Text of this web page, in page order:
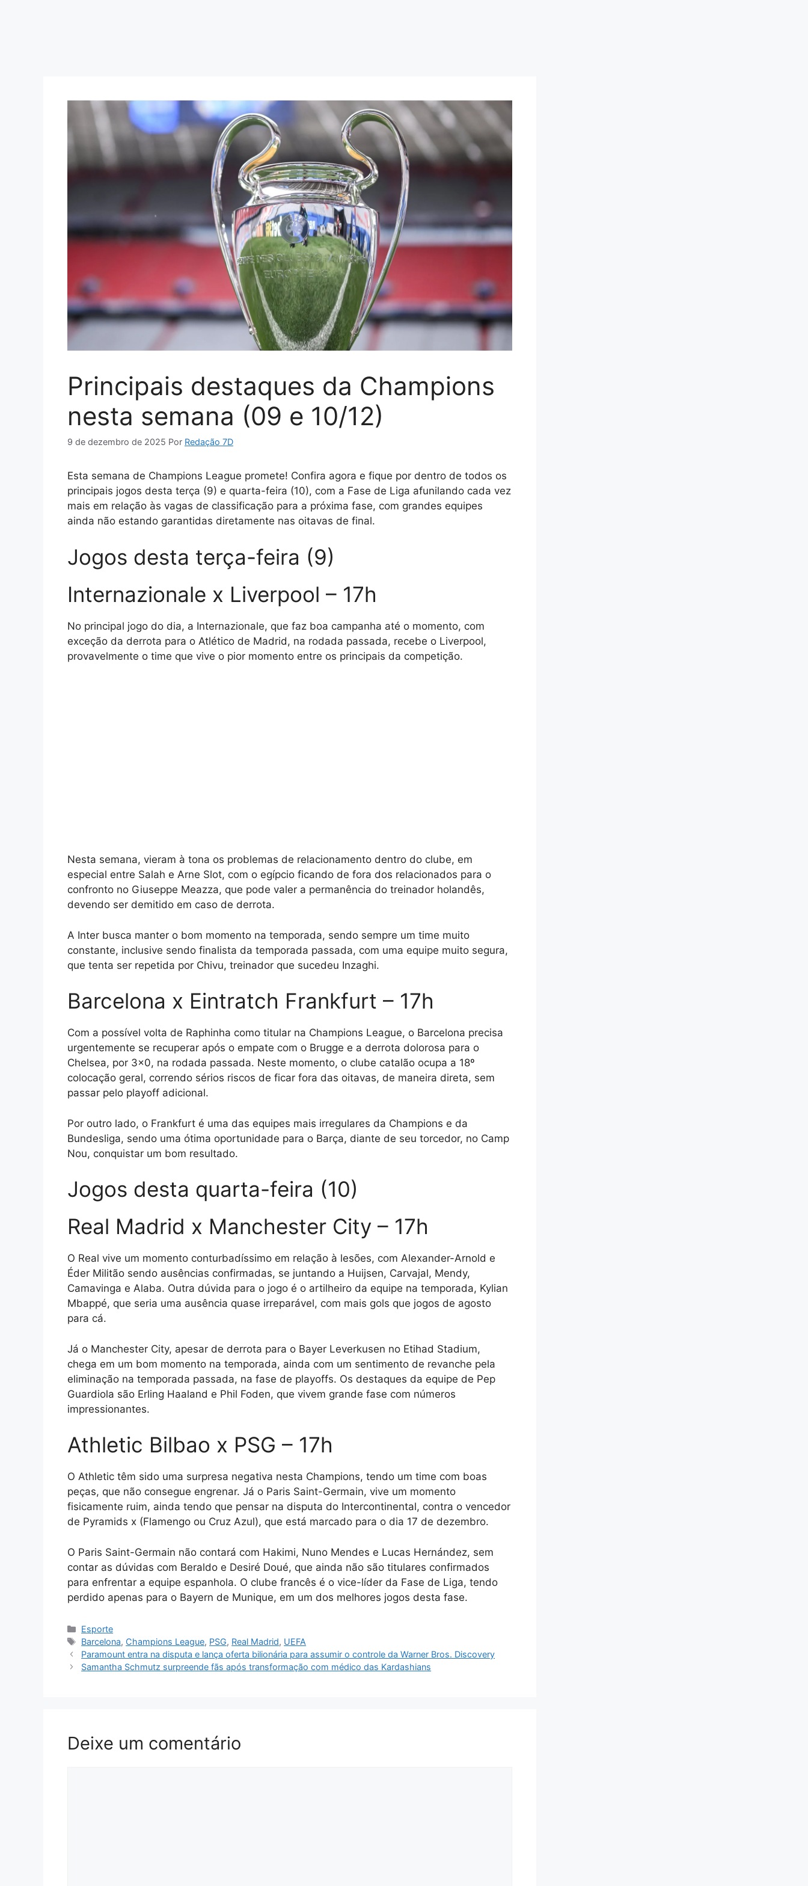
Principais destaques da Champions
nesta semana (09 e 10/12)
9 de dezembro de 2025 Por Redação 7D
Esta semana de Champions League promete! Confira agora e fique por dentro de todos os
principais jogos desta terça (9) e quarta-feira (10), com a Fase de Liga afunilando cada vez
mais em relação às vagas de classificação para a próxima fase, com grandes equipes
ainda não estando garantidas diretamente nas oitavas de final.
Jogos desta terça-feira (9)
Internazionale x Liverpool – 17h
No principal jogo do dia, a Internazionale, que faz boa campanha até o momento, com
exceção da derrota para o Atlético de Madrid, na rodada passada, recebe o Liverpool,
provavelmente o time que vive o pior momento entre os principais da competição.
Nesta semana, vieram à tona os problemas de relacionamento dentro do clube, em
especial entre Salah e Arne Slot, com o egípcio ficando de fora dos relacionados para o
confronto no Giuseppe Meazza, que pode valer a permanência do treinador holandês,
devendo ser demitido em caso de derrota.
A Inter busca manter o bom momento na temporada, sendo sempre um time muito
constante, inclusive sendo finalista da temporada passada, com uma equipe muito segura,
que tenta ser repetida por Chivu, treinador que sucedeu Inzaghi.
Barcelona x Eintratch Frankfurt – 17h
Com a possível volta de Raphinha como titular na Champions League, o Barcelona precisa
urgentemente se recuperar após o empate com o Brugge e a derrota dolorosa para o
Chelsea, por 3×0, na rodada passada. Neste momento, o clube catalão ocupa a 18º
colocação geral, correndo sérios riscos de ficar fora das oitavas, de maneira direta, sem
passar pelo playoff adicional.
Por outro lado, o Frankfurt é uma das equipes mais irregulares da Champions e da
Bundesliga, sendo uma ótima oportunidade para o Barça, diante de seu torcedor, no Camp
Nou, conquistar um bom resultado.
Jogos desta quarta-feira (10)
Real Madrid x Manchester City – 17h
O Real vive um momento conturbadíssimo em relação à lesões, com Alexander-Arnold e
Éder Militão sendo ausências confirmadas, se juntando a Huijsen, Carvajal, Mendy,
Camavinga e Alaba. Outra dúvida para o jogo é o artilheiro da equipe na temporada, Kylian
Mbappé, que seria uma ausência quase irreparável, com mais gols que jogos de agosto
para cá.
Já o Manchester City, apesar de derrota para o Bayer Leverkusen no Etihad Stadium,
chega em um bom momento na temporada, ainda com um sentimento de revanche pela
eliminação na temporada passada, na fase de playoffs. Os destaques da equipe de Pep
Guardiola são Erling Haaland e Phil Foden, que vivem grande fase com números
impressionantes.
Athletic Bilbao x PSG – 17h
O Athletic têm sido uma surpresa negativa nesta Champions, tendo um time com boas
peças, que não consegue engrenar. Já o Paris Saint-Germain, vive um momento
fisicamente ruim, ainda tendo que pensar na disputa do Intercontinental, contra o vencedor
de Pyramids x (Flamengo ou Cruz Azul), que está marcado para o dia 17 de dezembro.
O Paris Saint-Germain não contará com Hakimi, Nuno Mendes e Lucas Hernández, sem
contar as dúvidas com Beraldo e Desiré Doué, que ainda não são titulares confirmados
para enfrentar a equipe espanhola. O clube francês é o vice-líder da Fase de Liga, tendo
perdido apenas para o Bayern de Munique, em um dos melhores jogos desta fase.
Categorias
Esporte
Tags
Barcelona, Champions League, PSG, Real Madrid, UEFA
Paramount entra na disputa e lança oferta bilionária para assumir o controle da Warner Bros. Discovery
Samantha Schmutz surpreende fãs após transformação com médico das Kardashians
Deixe um comentário